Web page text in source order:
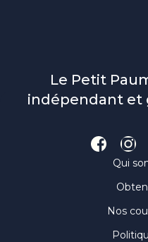
Le Petit
indépendant et
Qui
Nos